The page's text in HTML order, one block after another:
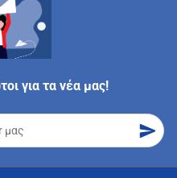
για τα νέα μας!